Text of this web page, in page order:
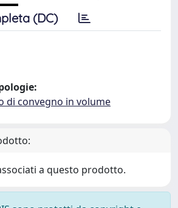
(DC)
di convegno in volume
a questo prodotto.